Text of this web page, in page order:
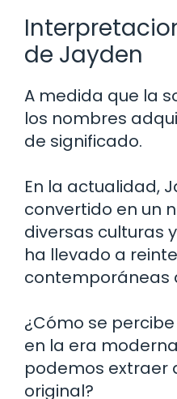
de Jayden
A medida que la
los nombres
de significado.
En la actualidad,
convertido en un
diversas culturas
ha llevado a
contemporáneas
¿Cómo se
en la era
podemos extraer
original?